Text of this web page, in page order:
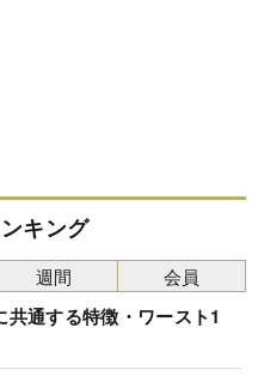
キング
共通する特徴・ワースト1
週間 会員